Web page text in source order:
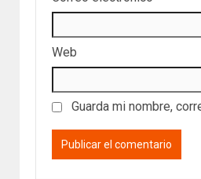
Web
Guarda mi nombre,